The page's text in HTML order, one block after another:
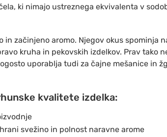
ki nimajo ustreznega ekvivalenta v
in začinjeno aromo. Njegov okus spominja
kruha in pekovskih izdelkov. Prav tako
uporablja tudi za čajne mešanice in
kvalitete izdelka:
svežino in polnost naravne arome